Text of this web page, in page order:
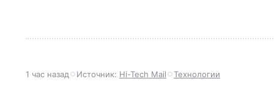
1 час назад Источник: Hi-Tech Mail Технологии